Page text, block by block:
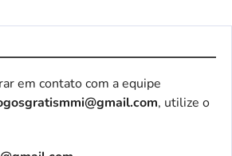
em contato com a equipe
, utilize o